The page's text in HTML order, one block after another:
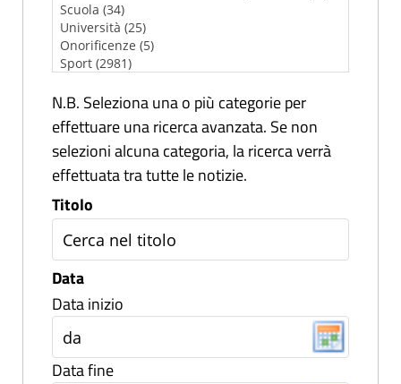
N.B. Seleziona una o più categorie per
effettuare una ricerca avanzata. Se non
selezioni alcuna categoria, la ricerca verrà
effettuata tra tutte le notizie.
Titolo
Data
Data inizio
Data fine